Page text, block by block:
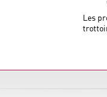
Les